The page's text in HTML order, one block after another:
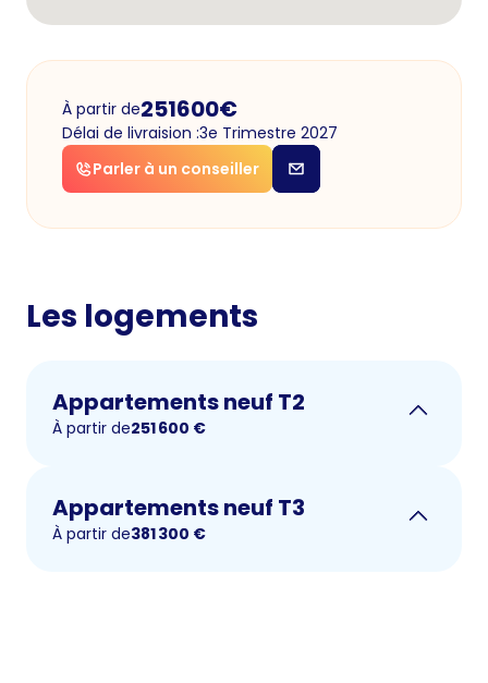
À partir de251600€
Délai de livraision :3e Trimestre 2027
Parler à un conseiller
Les logements
Appartements neuf T2
À partir de251 600 €
Appartements neuf T3
À partir de381 300 €